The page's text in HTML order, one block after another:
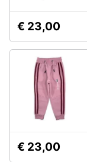
€ 23,00
€ 23,00